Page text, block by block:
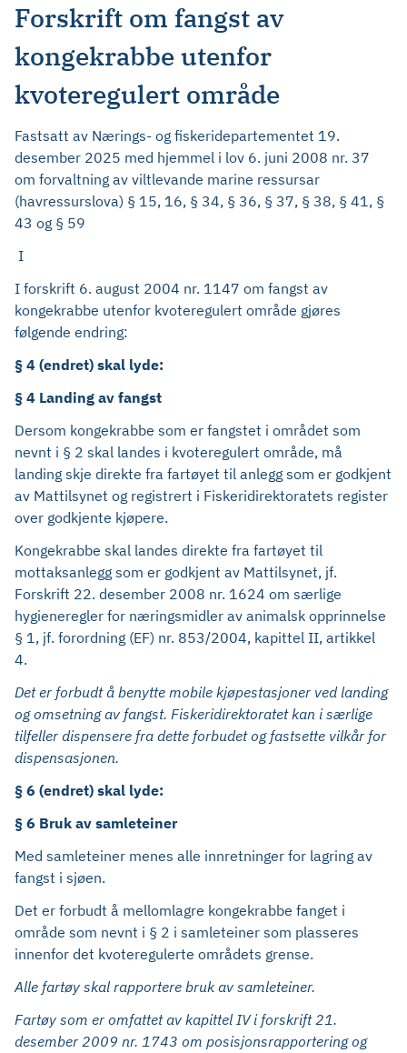
Forskrift om fangst av
kongekrabbe utenfor
kvoteregulert område
Fastsatt av Nærings- og fiskeridepartementet 19.
desember 2025 med hjemmel i lov 6. juni 2008 nr. 37
om forvaltning av viltlevande marine ressursar
(havressurslova) § 15, 16, § 34, § 36, § 37, § 38, § 41, §
43 og § 59
I
I forskrift 6. august 2004 nr. 1147 om fangst av
kongekrabbe utenfor kvoteregulert område gjøres
følgende endring:
§ 4 (endret) skal lyde:
§ 4 Landing av fangst
Dersom kongekrabbe som er fangstet i området som
nevnt i § 2 skal landes i kvoteregulert område, må
landing skje direkte fra fartøyet til anlegg som er godkjent
av Mattilsynet og registrert i Fiskeridirektoratets register
over godkjente kjøpere.
Kongekrabbe skal landes direkte fra fartøyet til
mottaksanlegg som er godkjent av Mattilsynet, jf.
Forskrift 22. desember 2008 nr. 1624 om særlige
hygieneregler for næringsmidler av animalsk opprinnelse
§ 1, jf. forordning (EF) nr. 853/2004, kapittel II, artikkel
4.
Det er forbudt å benytte mobile kjøpestasjoner ved landing
og omsetning av fangst. Fiskeridirektoratet kan i særlige
tilfeller dispensere fra dette forbudet og fastsette vilkår for
dispensasjonen.
§ 6 (endret) skal lyde:
§ 6 Bruk av samleteiner
Med samleteiner menes alle innretninger for lagring av
fangst i sjøen.
Det er forbudt å mellomlagre kongekrabbe fanget i
område som nevnt i § 2 i samleteiner som plasseres
innenfor det kvoteregulerte områdets grense.
Alle fartøy skal rapportere bruk av samleteiner.
Fartøy som er omfattet av kapittel IV i forskrift 21.
desember 2009 nr. 1743 om posisjonsrapportering og